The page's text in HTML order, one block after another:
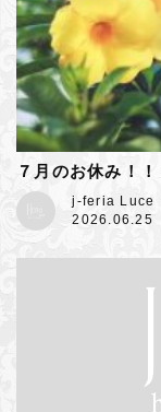
７月のお休み！！
j-feria Luce
2026.06.25